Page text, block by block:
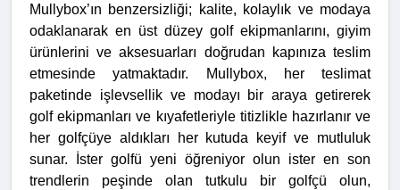
Mullybox’ın benzersizliği; kalite, kolaylık ve modaya
odaklanarak en üst düzey golf ekipmanlarını, giyim
ürünlerini ve aksesuarları doğrudan kapınıza teslim
etmesinde yatmaktadır. Mullybox, her teslimat
paketinde işlevsellik ve modayı bir araya getirerek
golf ekipmanları ve kıyafetleriyle titizlikle hazırlanır ve
her golfçüye aldıkları her kutuda keyif ve mutluluk
sunar. İster golfü yeni öğreniyor olun ister en son
trendlerin peşinde olan tutkulu bir golfçü olun,